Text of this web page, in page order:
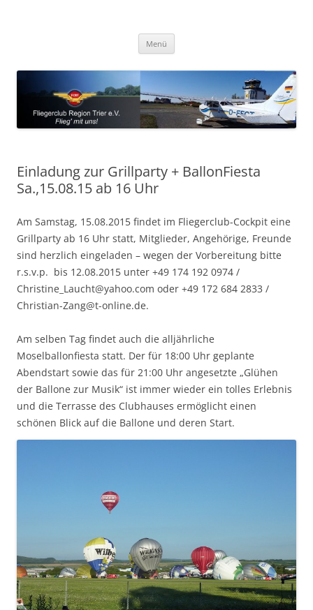
Menü
Einladung zur Grillparty + BallonFiesta
Sa.,15.08.15 ab 16 Uhr
Am Samstag, 15.08.2015 findet im Fliegerclub-Cockpit eine
Grillparty ab 16 Uhr statt, Mitglieder, Angehörige, Freunde
sind herzlich eingeladen – wegen der Vorbereitung bitte
r.s.v.p. bis 12.08.2015 unter +49 174 192 0974 /
Christine_Laucht@yahoo.com oder +49 172 684 2833 /
Christian-Zang@t-online.de.
Am selben Tag findet auch die alljährliche
Moselballonfiesta statt. Der für 18:00 Uhr geplante
Abendstart sowie das für 21:00 Uhr angesetzte „Glühen
der Ballone zur Musik“ ist immer wieder ein tolles Erlebnis
und die Terrasse des Clubhauses ermöglicht einen
schönen Blick auf die Ballone und deren Start.